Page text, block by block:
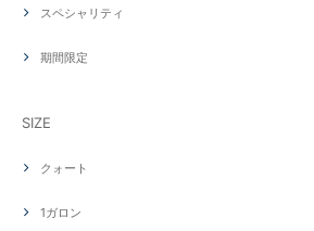
スペシャリティ
期間限定
SIZE
クォート
1ガロン